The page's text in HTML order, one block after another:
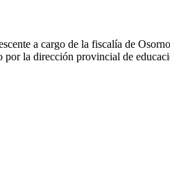
a cargo de la fiscalía de
por la dirección provincial de